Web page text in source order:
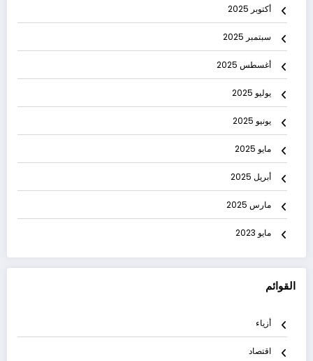
أكتوبر 2025
سبتمبر 2025
أغسطس 2025
يوليو 2025
يونيو 2025
مايو 2025
أبريل 2025
مارس 2025
مايو 2023
القوائم
أزياء
اقتصاد